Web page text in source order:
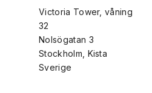
Victoria Tower, våning
32
Nolsögatan 3
Stockholm, Kista
Sverige